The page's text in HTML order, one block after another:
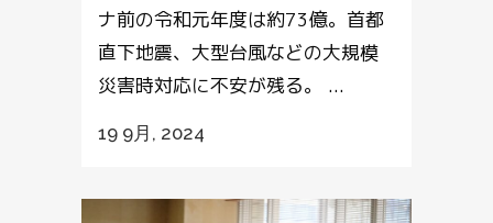
ナ前の令和元年度は約73億。首都
直下地震、大型台風などの大規模
災害時対応に不安が残る。 ...
19 9月, 2024